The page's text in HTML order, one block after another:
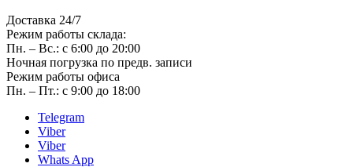
Доставка 24/7
Режим работы склада:
Пн. – Вс.: с 6:00 до 20:00
Ночная погрузка по предв. записи
Режим работы офиса
Пн. – Пт.: с 9:00 до 18:00
Telegram
Viber
Viber
Whats App